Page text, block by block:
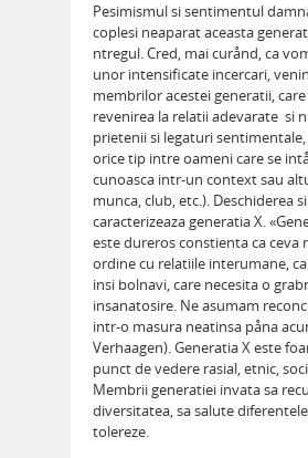
Pesimismul si sentimentul
coplesi neaparat aceasta
ntregul. Cred, mai curånd, ca
unor intensificate incercari,
membrilor acestei generatii,
revenirea la relatii adevarate  si
prietenii si legaturi
orice tip intre oameni care se
cunoasca intr-un context sau
munca, club, etc.). Deschiderea
caracterizeaza generatia X.
este dureros constienta ca ceva
ordine cu relatiile interumane,
insi bolnavi, care necesita o
insanatosire. Ne asumam
intr-o masura neatinsa påna
Verhaagen). Generatia X este
punct de vedere rasial, etnic,
Membrii generatiei invata sa
diversitatea, sa salute
tolereze.